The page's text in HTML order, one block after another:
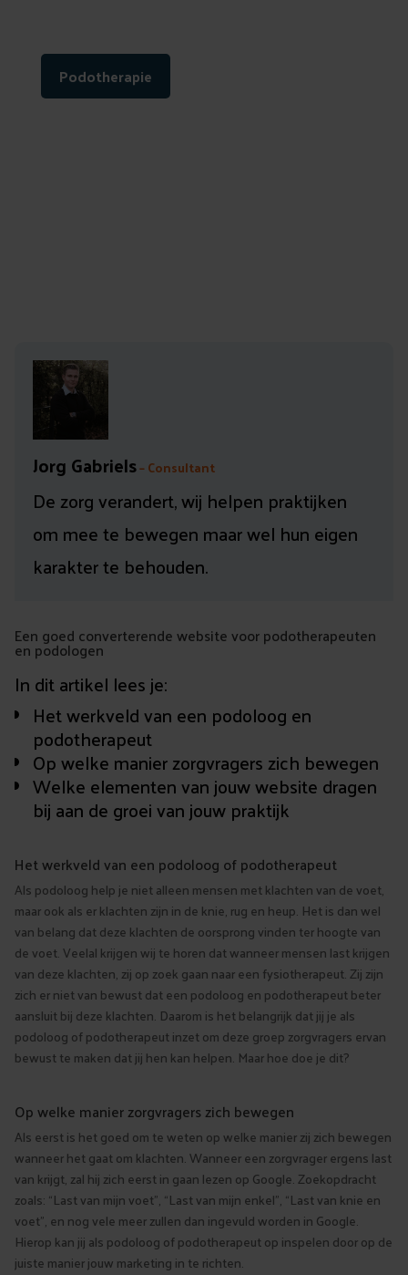
Podotherapie
Jorg Gabriels– Consultant
De zorg verandert, wij helpen praktijken
om mee te bewegen maar wel hun eigen
karakter te behouden.
Een goed converterende website voor podotherapeuten
en podologen
In dit artikel lees je:
Het werkveld van een podoloog en
podotherapeut
Op welke manier zorgvragers zich bewegen
Welke elementen van jouw website dragen
bij aan de groei van jouw praktijk
Het werkveld van een podoloog of podotherapeut
Als podoloog help je niet alleen mensen met klachten van de voet,
maar ook als er klachten zijn in de knie, rug en heup. Het is dan wel
van belang dat deze klachten de oorsprong vinden ter hoogte van
de voet. Veelal krijgen wij te horen dat wanneer mensen last krijgen
van deze klachten, zij op zoek gaan naar een fysiotherapeut. Zij zijn
zich er niet van bewust dat een podoloog en podotherapeut beter
aansluit bij deze klachten. Daarom is het belangrijk dat jij je als
podoloog of podotherapeut inzet om deze groep zorgvragers ervan
bewust te maken dat jij hen kan helpen. Maar hoe doe je dit?
Op welke manier zorgvragers zich bewegen
Als eerst is het goed om te weten op welke manier zij zich bewegen
wanneer het gaat om klachten. Wanneer een zorgvrager ergens last
van krijgt, zal hij zich eerst in gaan lezen op Google. Zoekopdracht
zoals: “Last van mijn voet”, “Last van mijn enkel”, “Last van knie en
voet”, en nog vele meer zullen dan ingevuld worden in Google.
Hierop kan jij als podoloog of podotherapeut op inspelen door op de
juiste manier jouw marketing in te richten.